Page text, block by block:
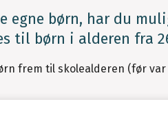
egne børn, har du
til børn i alderen fra
frem til skolealderen (før